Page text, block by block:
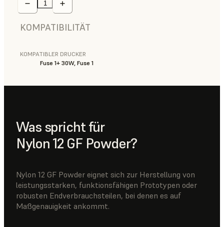
KOMPATIBILITÄT
KOMPATIBLER DRUCKER
Fuse 1+ 30W, Fuse 1
Was spricht für
Nylon 12 GF Powder?
Nylon 12 GF Powder eignet sich zur Herstellung von
leistungsstarken, funktionsfähigen Prototypen oder
robusten Endverbrauchsteilen, bei denen es auf
Maßgenauigkeit ankommt.